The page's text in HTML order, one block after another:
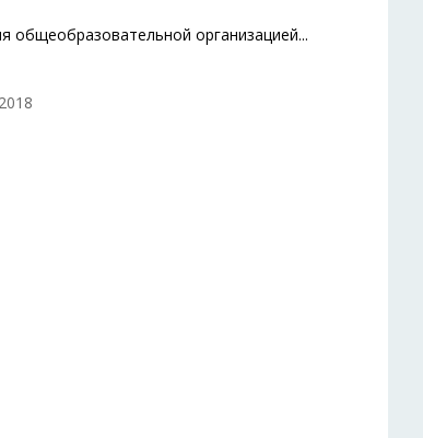
общеобразовательной организацией...